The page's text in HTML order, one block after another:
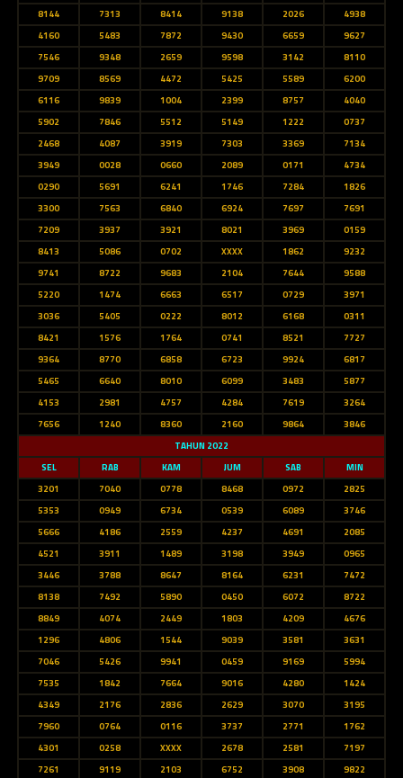
8144
7313 8414 9138 2026
4938
4160
5483 7872 9430 6659
9627
7546
9348 2659 9598 3142
8110
9709
8569 4472 5425 5589
6200
6116
9839 1004 2399 8757
4040
5902
7846 5512 5149 1222
0737
2468
4087 3919 7303 3369
7134
3949
0028 0660 2089 0171
4734
0290
5691 6241 1746 7284
1826
3300
7563 6840 6924 7697
7691
7209
3937 3921 8021 3969
0159
8413
5086 0702 XXXX 1862
9232
9741
8722 9683 2104 7644
9588
5220
1474 6663 6517 0729
3971
3036
5405 0222 8012 6168
0311
8421
1576 1764 0741 8521
7727
9364
8770 6858 6723 9924
6817
5465
6640 8010 6099 3483
5877
4153
2981 4757 4284 7619
3264
7656
1240 8360 2160 9864
3846
TAHUN 2022
SEL
RAB KAM JUM SAB
MIN
3201
7040 0778 8468 0972
2825
5353
0949 6734 0539 6089
3746
5666
4186 2559 4237 4691
2085
4521
3911 1489 3198 3949
0965
3446
3788 8647 8164 6231
7472
8138
7492 5890 0450 6072
8722
8849
4074 2449 1803 4209
4676
1296
4806 1544 9039 3581
3631
7046
5426 9941 0459 9169
5994
7535
1842 7664 9016 4280
1424
4349
2176 2836 2629 3070
3195
7960
0764 0116 3737 2771
1762
4301
0258 XXXX 2678 2581
7197
7261
9119 2103 6752 3908
9822